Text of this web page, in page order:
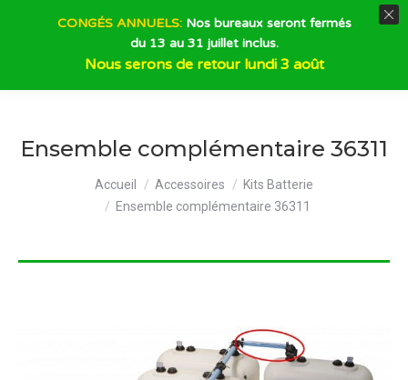
Ensemble complémentaire 36311
Vous êtes ici :Accueil Accessoires
Kits Batterie
Ensemble complémentaire 36311
CONGÉS ANNUELS:Nos bureaux seront fermés
du 13 au 31 juillet inclus.
Nous serons de retour lundi 3 août